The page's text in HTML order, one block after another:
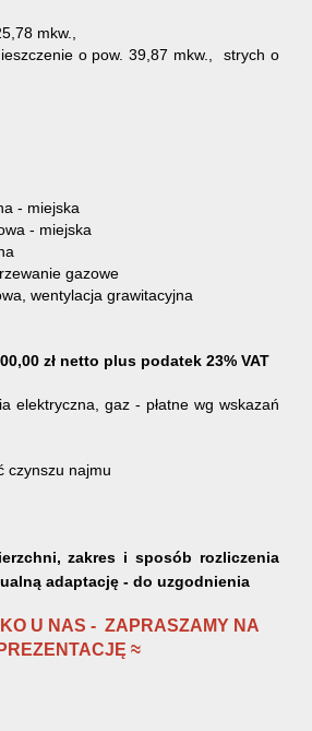
mkw.,
o pow. 39,87 mkw., strych o
- miejska
- miejska
gazowe
wentylacja grawitacyjna
zł netto plus podatek 23% VAT
elektryczna, gaz - płatne wg wskazań
czynszu najmu
zakres i sposób rozliczenia
adaptację - do uzgodnienia
U NAS - ZAPRASZAMY NA
PREZENTACJĘ ≈